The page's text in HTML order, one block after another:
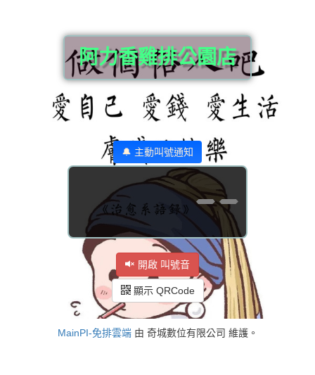
阿力香雞排公園店
🔔 主動叫號通知
--
開啟 叫號音
顯示 QRCode
MainPI-免排雲端由 奇城數位有限公司 維護。